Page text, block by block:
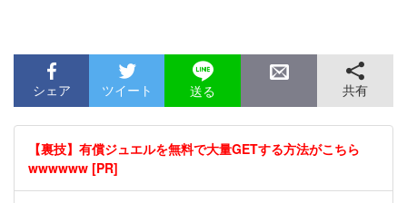
シェア ツイート 送る 共有
【裏技】有償ジュエルを無料で大量GETする方法がこちら
wwwwww [PR]